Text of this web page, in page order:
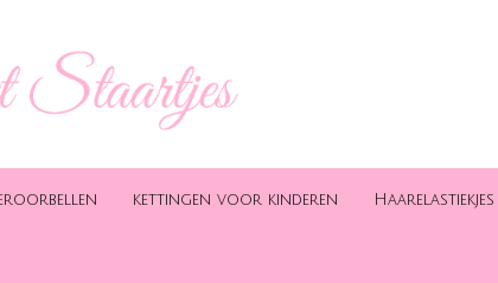
kettingen voor kinderen Haarelastiekjes